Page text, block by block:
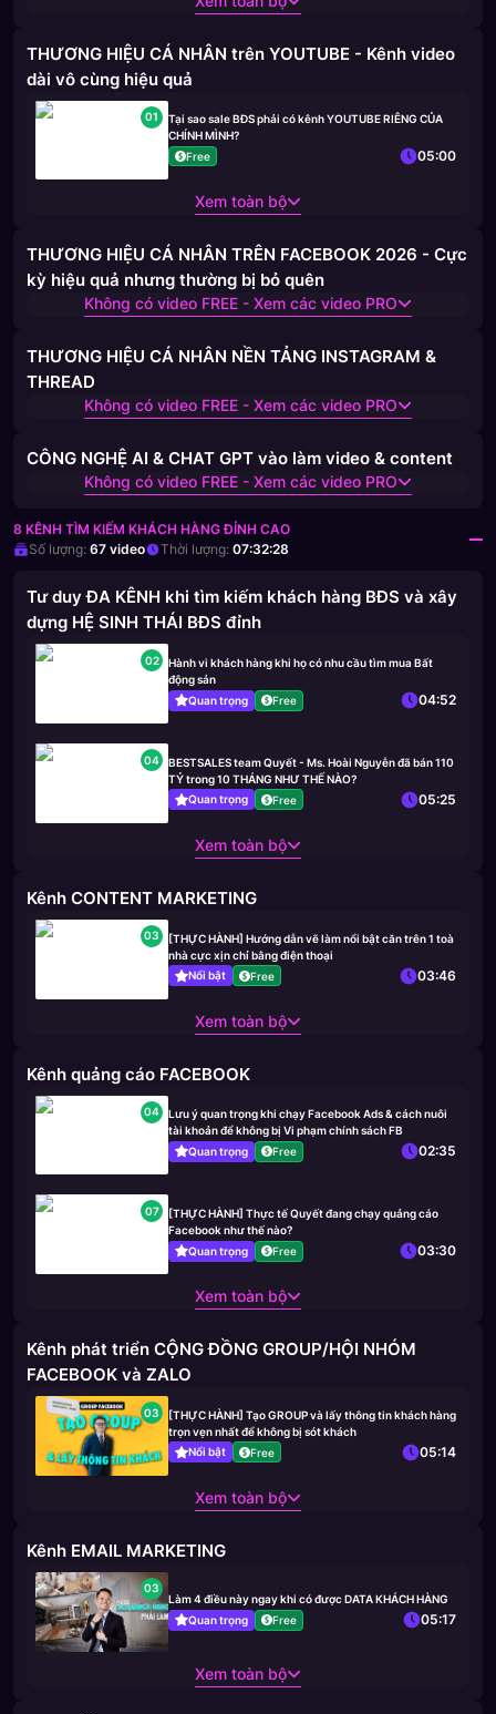
THƯƠNG HIỆU CÁ NHÂN trên YOUTUBE - Kênh video
dài vô cùng hiệu quả
01
Tại sao sale BĐS phải có kênh YOUTUBE RIÊNG CỦA
CHÍNH MÌNH?
Free
05:00
Xem toàn bộ
THƯƠNG HIỆU CÁ NHÂN TRÊN FACEBOOK 2026 - Cực
kỳ hiệu quả nhưng thường bị bỏ quên
Không có video FREE - Xem các video PRO
THƯƠNG HIỆU CÁ NHÂN NỀN TẢNG INSTAGRAM &
THREAD
Không có video FREE - Xem các video PRO
CÔNG NGHỆ AI & CHAT GPT vào làm video & content
Không có video FREE - Xem các video PRO
8 KÊNH TÌM KIẾM KHÁCH HÀNG ĐỈNH CAO
Số lượng: 67 video Thời lượng: 07:32:28
Tư duy ĐA KÊNH khi tìm kiếm khách hàng BĐS và xây
dựng HỆ SINH THÁI BĐS đỉnh
02
Hành vi khách hàng khi họ có nhu cầu tìm mua Bất
động sản
Quan trọng
Free 04:52
04
BESTSALES team Quyết - Ms. Hoài Nguyễn đã bán 110
TỶ trong 10 THÁNG NHƯ THẾ NÀO?
Quan trọng
Free 05:25
Xem toàn bộ
Kênh CONTENT MARKETING
03
[THỰC HÀNH] Hướng dẫn vẽ làm nổi bật căn trên 1 toà
nhà cực xịn chỉ bằng điện thoại
Nổi bật
Free 03:46
Xem toàn bộ
Kênh quảng cáo FACEBOOK
04
Lưu ý quan trọng khi chạy Facebook Ads & cách nuôi
tài khoản để không bị Vi phạm chính sách FB
Quan trọng
Free 02:35
07
[THỰC HÀNH] Thực tế Quyết đang chạy quảng cáo
Facebook như thế nào?
Quan trọng
Free 03:30
Xem toàn bộ
Kênh phát triển CỘNG ĐỒNG GROUP/HỘI NHÓM
FACEBOOK và ZALO
03
[THỰC HÀNH] Tạo GROUP và lấy thông tin khách hàng
trọn vẹn nhất để không bị sót khách
Nổi bật
Free 05:14
Xem toàn bộ
Kênh EMAIL MARKETING
03
Làm 4 điều này ngay khi có được DATA KHÁCH HÀNG
Quan trọng
Free 05:17
Xem toàn bộ